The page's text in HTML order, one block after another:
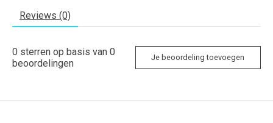
Reviews (0)
0 sterren op basis van 0
beoordelingen
Je beoordeling toevoegen